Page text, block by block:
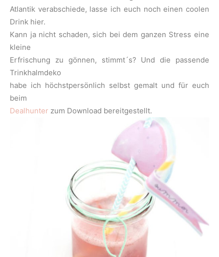
Atlantik verabschiede, lasse ich euch noch einen coolen
Drink hier.
Kann ja nicht schaden, sich bei dem ganzen Stress eine
kleine
Erfrischung zu gönnen, stimmt´s? Und die passende
Trinkhalmdeko
habe ich höchstpersönlich selbst gemalt und für euch
beim
Dealhunter zum Download bereitgestellt.